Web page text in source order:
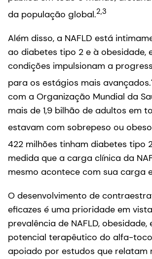
da população global.2,3
Além disso, a NAFLD está
ao diabetes tipo 2 e à obesidade,
condições impulsionam a
para os estágios mais avançados.
com a Organização Mundial da
mais de 1,9 bilhão de adultos em
estavam com sobrepeso ou
422 milhões tinham diabetes tipo
medida que a carga clínica da
mesmo acontece com sua carga
O desenvolvimento de
eficazes é uma prioridade em
prevalência de NAFLD, obesidade,
potencial terapêutico do alfa-
apoiado por estudos que relatam